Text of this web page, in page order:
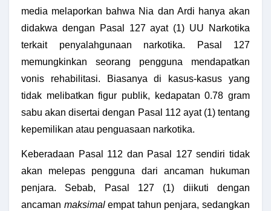
media melaporkan bahwa Nia dan Ardi hanya akan
didakwa dengan Pasal 127 ayat (1) UU Narkotika
terkait penyalahgunaan narkotika. Pasal 127
memungkinkan seorang pengguna mendapatkan
vonis rehabilitasi. Biasanya di kasus-kasus yang
tidak melibatkan figur publik, kedapatan 0.78 gram
sabu akan disertai dengan Pasal 112 ayat (1) tentang
kepemilikan atau penguasaan narkotika.
Keberadaan Pasal 112 dan Pasal 127 sendiri tidak
akan melepas pengguna dari ancaman hukuman
penjara. Sebab, Pasal 127 (1) diikuti dengan
ancaman maksimalempat tahun penjara, sedangkan